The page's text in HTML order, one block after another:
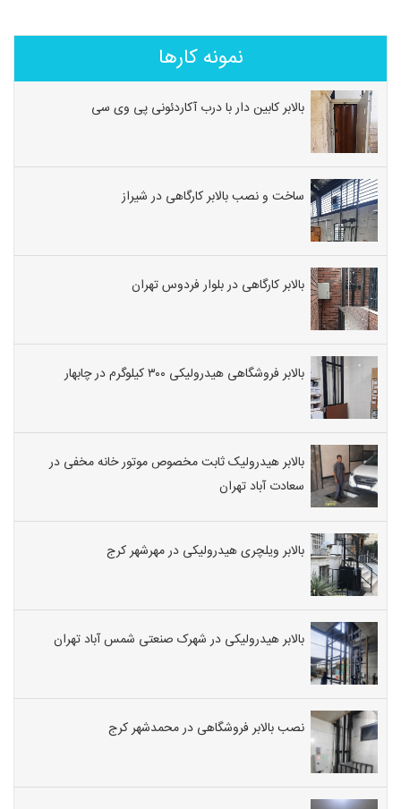
نمونه کارها
بالابر کابین دار با درب آکاردئونی پی وی سی
ساخت و نصب بالابر کارگاهی در شیراز
بالابر کارگاهی در بلوار فردوس تهران
بالابر فروشگاهی هیدرولیکی ۳۰۰ کیلوگرم در چابهار
بالابر هیدرولیک ثابت مخصوص موتور خانه مخفی در
سعادت آباد تهران
بالابر ویلچری هیدرولیکی در مهرشهر کرج
بالابر هیدرولیکی در شهرک صنعتی شمس آباد تهران
نصب بالابر فروشگاهی در محمدشهر کرج